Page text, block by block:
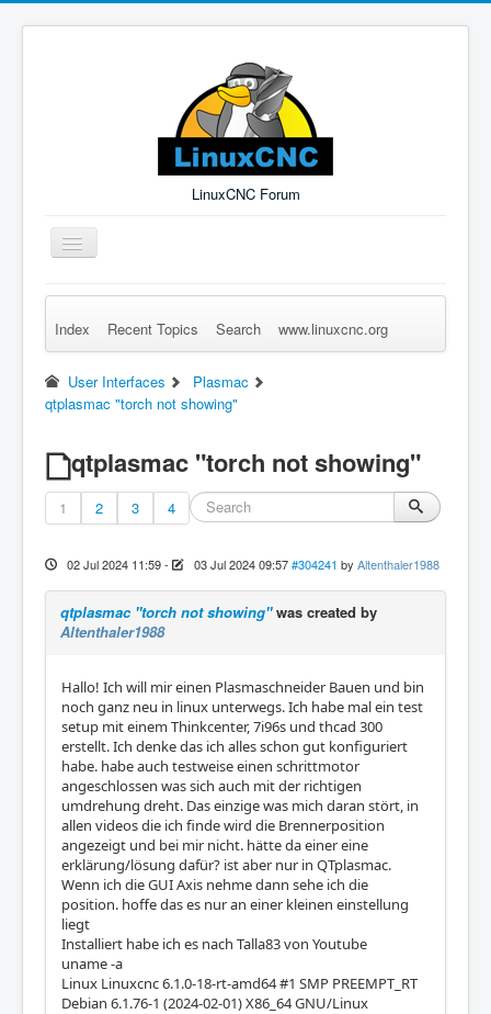
LinuxCNC Forum
Toggle
Navigation
Remember Me Log in Forgot Login? Sign up
Index Recent Topics Search www.linuxcnc.org
User Interfaces
Plasmac
qtplasmac "torch not showing"
qtplasmac "torch not showing"
1 2 3 4
02 Jul 2024 11:59- 03 Jul 2024 09:57 #304241 by Altenthaler1988
qtplasmac "torch not showing"was created by
Altenthaler1988
Hallo! Ich will mir einen Plasmaschneider Bauen und bin
noch ganz neu in linux unterwegs. Ich habe mal ein test
setup mit einem Thinkcenter, 7i96s und thcad 300
erstellt. Ich denke das ich alles schon gut konfiguriert
habe. habe auch testweise einen schrittmotor
angeschlossen was sich auch mit der richtigen
umdrehung dreht. Das einzige was mich daran stört, in
allen videos die ich finde wird die Brennerposition
angezeigt und bei mir nicht. hätte da einer eine
erklärung/lösung dafür? ist aber nur in QTplasmac.
Wenn ich die GUI Axis nehme dann sehe ich die
position. hoffe das es nur an einer kleinen einstellung
liegt
Installiert habe ich es nach Talla83 von Youtube
uname -a
Linux Linuxcnc 6.1.0-18-rt-amd64 #1 SMP PREEMPT_RT
Debian 6.1.76-1 (2024-02-01) X86_64 GNU/Linux